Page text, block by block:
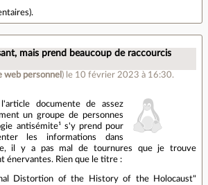
).
mais prend beaucoup de raccourcis
web personnel ) le 10 février 2023 à 16:30.
documente de assez
un groupe de personnes
antisémite¹ s'y prend pour
les informations dans
il y a pas mal de tournures que je trouve
énervantes. Rien que le titre :
Distortion of the History of the Holocaust"